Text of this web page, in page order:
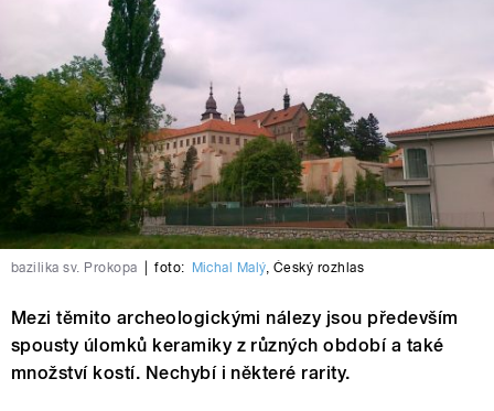
bazilika sv. Prokopa foto: Michal Malý, Český rozhlas
Mezi těmito archeologickými nálezy jsou především
spousty úlomků keramiky z různých období a také
množství kostí. Nechybí i některé rarity.